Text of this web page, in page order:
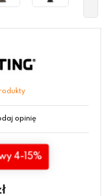
opinię
4-15%